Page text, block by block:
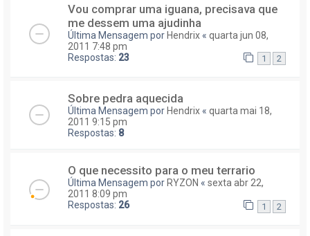
Vou comprar uma iguana, precisava que
me dessem uma ajudinha
Última Mensagem por Hendrix « quarta jun 08,
2011 7:48 pm
Respostas: 23 1 2
Sobre pedra aquecida
Última Mensagem por Hendrix « quarta mai 18,
2011 9:15 pm
Respostas: 8
O que necessito para o meu terrario
Última Mensagem por RYZON « sexta abr 22,
2011 8:09 pm
Respostas: 26 1 2